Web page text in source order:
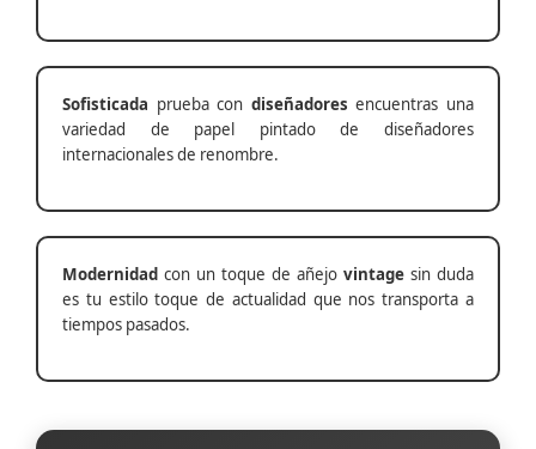
Sofisticada prueba con diseñadores encuentras una
variedad de papel pintado de diseñadores
internacionales de renombre.
Modernidad con un toque de añejo vintage sin duda
es tu estilo toque de actualidad que nos transporta a
tiempos pasados.